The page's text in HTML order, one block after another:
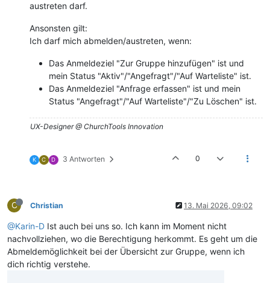
austreten darf.
Ansonsten gilt:
Ich darf mich abmelden/austreten, wenn:
Das Anmeldeziel "Zur Gruppe hinzufügen" ist und
mein Status "Aktiv"/"Angefragt"/"Auf Warteliste" ist.
Das Anmeldeziel "Anfrage erfassen" ist und mein
Status "Angefragt"/"Auf Warteliste"/"Zu Löschen" ist.
UX-Designer @ ChurchTools Innovation
K C D 3 Antworten 0
C Christian 13. Mai 2026, 09:02
@Karin-D Ist auch bei uns so. Ich kann im Moment nicht
nachvollziehen, wo die Berechtigung herkommt. Es geht um die
Abmeldemöglichkeit bei der Übersicht zur Gruppe, wenn ich
dich richtig verstehe.